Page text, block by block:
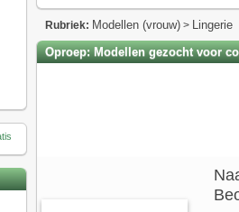
Rubriek: Modellen (vrouw)> Lingerie
Oproep: Modellen gezocht voor